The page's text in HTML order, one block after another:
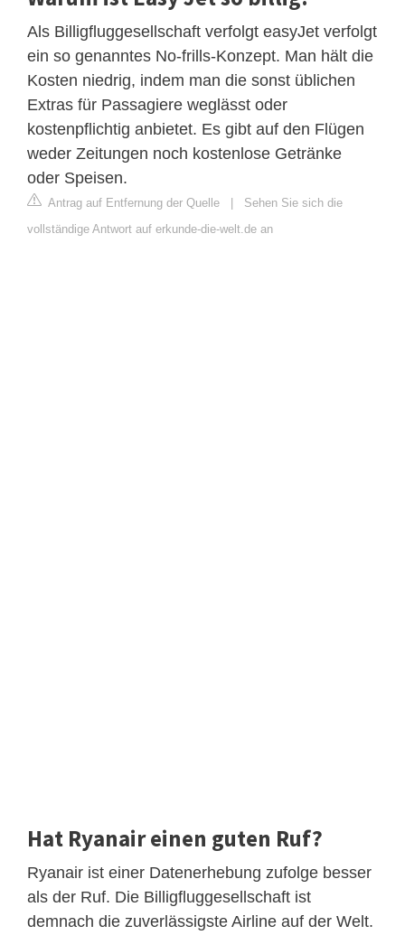
Als Billigfluggesellschaft verfolgt easyJet verfolgt
ein so genanntes No-frills-Konzept. Man hält die
Kosten niedrig, indem man die sonst üblichen
Extras für Passagiere weglässt oder
kostenpflichtig anbietet. Es gibt auf den Flügen
weder Zeitungen noch kostenlose Getränke
oder Speisen.
Antrag auf Entfernung der Quelle | Sehen Sie sich die
vollständige Antwort auf erkunde-die-welt.de an
Hat Ryanair einen guten Ruf?
Ryanair ist einer Datenerhebung zufolge besser
als der Ruf. Die Billigfluggesellschaft ist
demnach die zuverlässigste Airline auf der Welt.